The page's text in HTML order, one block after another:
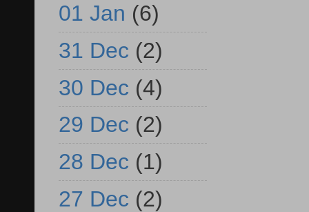
01 Jan (6)
31 Dec (2)
30 Dec (4)
29 Dec (2)
28 Dec (1)
27 Dec (2)